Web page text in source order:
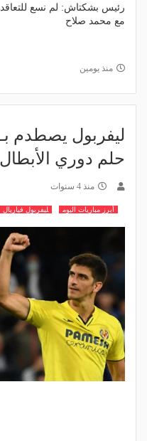
رئيس بشكتاش: لم نسع للتعاقد
مع محمد صلاح
منذ يومين
ليفربول يصطدم
حلم دوري الأبطال
منذ 4 سنوات
أبرز مباريات اليوم ليفربول فياريال